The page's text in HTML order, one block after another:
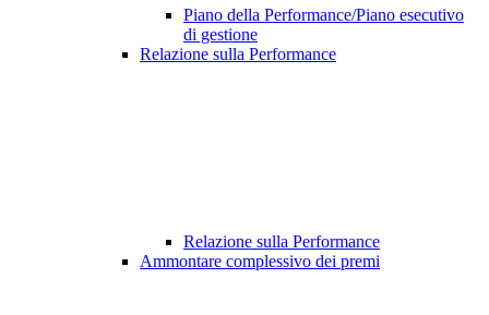
Piano della Performance/Piano esecutivo
di gestione
Relazione sulla Performance
Relazione sulla Performance
Ammontare complessivo dei premi